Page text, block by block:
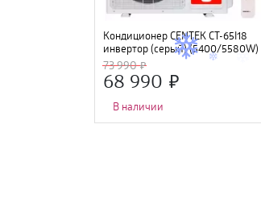
Кондиционер CENTEK CT-65I18
инвертор (серый) (5400/5580W)
4D, 4 фильтра, УФ лампа, R32,
A++
73 990
68 990
В наличии